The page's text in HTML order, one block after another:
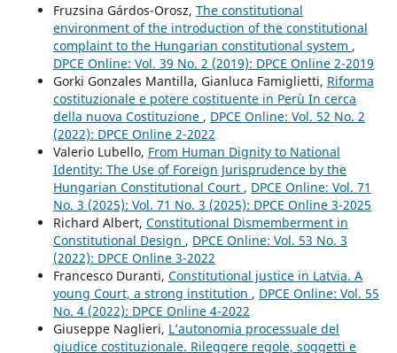
Fruzsina Gárdos-Orosz, The constitutional
environment of the introduction of the constitutional
complaint to the Hungarian constitutional system ,
DPCE Online: Vol. 39 No. 2 (2019): DPCE Online 2-2019
Gorki Gonzales Mantilla, Gianluca Famiglietti, Riforma
costituzionale e potere costituente in Perù In cerca
della nuova Costituzione , DPCE Online: Vol. 52 No. 2
(2022): DPCE Online 2-2022
Valerio Lubello, From Human Dignity to National
Identity: The Use of Foreign Jurisprudence by the
Hungarian Constitutional Court , DPCE Online: Vol. 71
No. 3 (2025): Vol. 71 No. 3 (2025): DPCE Online 3-2025
Richard Albert, Constitutional Dismemberment in
Constitutional Design , DPCE Online: Vol. 53 No. 3
(2022): DPCE Online 3-2022
Francesco Duranti, Constitutional justice in Latvia. A
young Court, a strong institution , DPCE Online: Vol. 55
No. 4 (2022): DPCE Online 4-2022
Giuseppe Naglieri, L’autonomia processuale del
giudice costituzionale. Rileggere regole, soggetti e